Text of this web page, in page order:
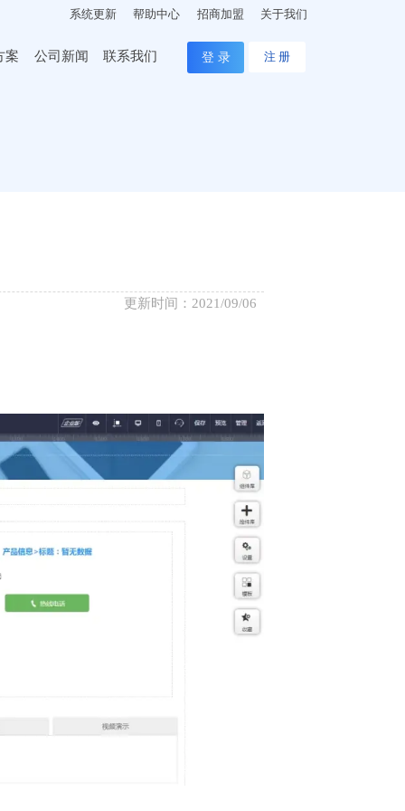
系统更新 帮助中心 招商加盟 关于我们
案 公司新闻 联系我们 登 录 注 册
更新时间：2021/09/06